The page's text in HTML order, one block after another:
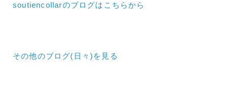
soutiencollarのブログはこちらから
その他のブログ(日々) を見る